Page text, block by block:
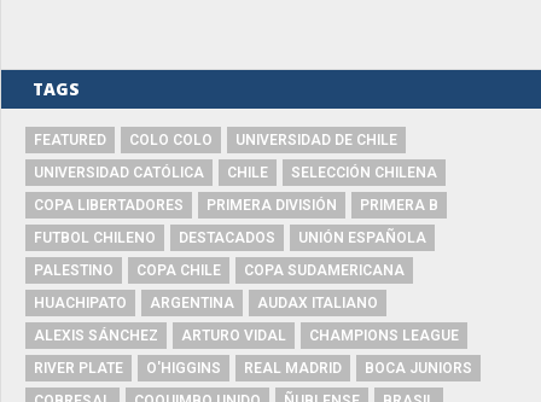
TAGS
FEATURED COLO COLO
UNIVERSIDAD DE CHILE
UNIVERSIDAD CATÓLICA
CHILE
SELECCIÓN CHILENA
COPA LIBERTADORES
PRIMERA DIVISIÓN
PRIMERA B
FUTBOL CHILENO
DESTACADOS
UNIÓN ESPAÑOLA
PALESTINO
COPA CHILE
COPA SUDAMERICANA
HUACHIPATO
ARGENTINA
AUDAX ITALIANO
ALEXIS SÁNCHEZ
ARTURO VIDAL
CHAMPIONS LEAGUE
RIVER PLATE
O'HIGGINS REAL MADRID
BOCA JUNIORS